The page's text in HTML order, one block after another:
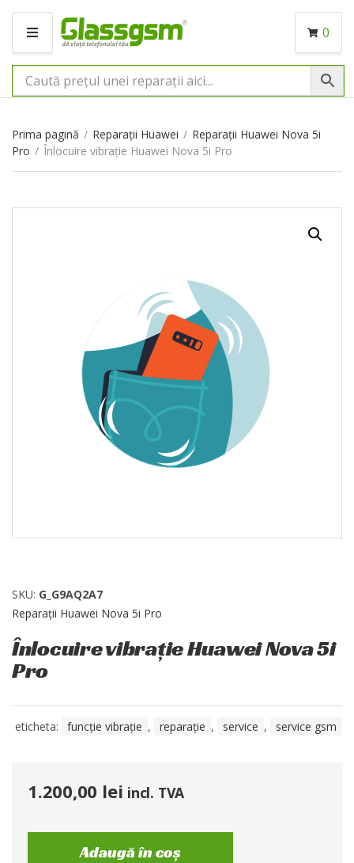
M
N
I
0
Prima pagină / Reparații Huawei / Reparații Huawei Nova 5i
Pro / Înlocuire vibrație Huawei Nova 5i Pro
SKU: G_G9AQ2A7
Reparații Huawei Nova 5i Pro
Înlocuire vibrație Huawei Nova 5i
Pro
eticheta: funcție vibrație , reparație , service , service gsm
1.200,00 lei incl. TVA
Adaugă în coș